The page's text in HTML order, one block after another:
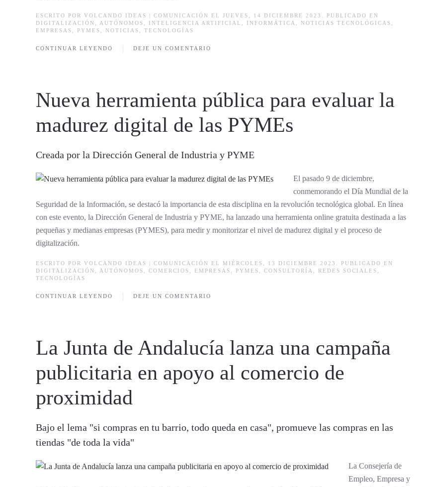
ESCRITO POR VOLCANDO IDEAS | COMUNICACIÓN
EL JUEVES, 14 DICIEMBRE 2023. PUBLICADO EN
DIGITALIZACIÓN
AUTÓNOMOS INTELIGENCIA ARTIFICIAL INFORMÁTICA NOTICIAS TECNOLÓGICAS
EMPRESAS
PYMES NOTICIAS TECNOLOGÍAS
CONTINUAR LEYENDO DEJE UN COMENTARIO
Nueva herramienta pública para evaluar la
madurez digital de las PYMEs
Creada por la Dirección General de Industria y PYME
El pasado 9 de diciembre,
conmemorando el Día Mundial de la
Seguridad de la Información, se destacó la importancia de esta disciplina en la revolución tecnológica global. En línea
con este evento, la Dirección General de Industria y PYME, ha lanzado una herramienta online gratuita destinada a las
pequeñas y medianas empresas (PYMES), para medir y monitorizar el nivel de madurez digital y el proceso de
digitalización.
ESCRITO POR VOLCANDO IDEAS | COMUNICACIÓN
EL MIÉRCOLES, 13 DICIEMBRE 2023. PUBLICADO EN
DIGITALIZACIÓN
AUTÓNOMOS COMERCIOS EMPRESAS PYMES CONSULTORÍA REDES SOCIALES
TECNOLOGÍAS
CONTINUAR LEYENDO DEJE UN COMENTARIO
La Junta de Andalucía lanza una campaña
publicitaria en apoyo al comercio de
proximidad
Bajo el lema "si compras en tu barrio, todo queda en casa", promueve las compras en las
tiendas "de toda la vida"
La Consejería de
Empleo, Empresa y